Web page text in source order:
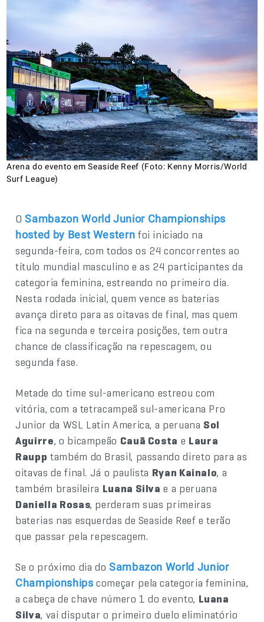
Arena do evento em Seaside Reef (Foto: Kenny Morris/World
Surf League)
OSambazon World Junior Championships
hosted by Best Western foi iniciado na
segunda-feira, com todos os 24 concorrentes ao
título mundial masculino e as 24 participantes da
categoria feminina, estreando no primeiro dia.
Nesta rodada inicial, quem vence as baterias
avança direto para as oitavas de final, mas quem
fica na segunda e terceira posições, tem outra
chance de classificação na repescagem, ou
segunda fase.
Metade do time sul-americano estreou com
vitória, com a tetracampeã sul-americana Pro
Junior da WSL Latin America, a peruana Sol
Aguirre, o bicampeão Cauã Costa e Laura
Raupp também do Brasil, passando direto para as
oitavas de final. Já o paulista Ryan Kainalo, a
também brasileira Luana Silva e a peruana
Daniella Rosas, perderam suas primeiras
baterias nas esquerdas de Seaside Reef e terão
que passar pela repescagem.
Se o próximo dia doSambazon World Junior
Championships começar pela categoria feminina,
a cabeça de chave número 1 do evento, Luana
Silva, vai disputar o primeiro duelo eliminatório